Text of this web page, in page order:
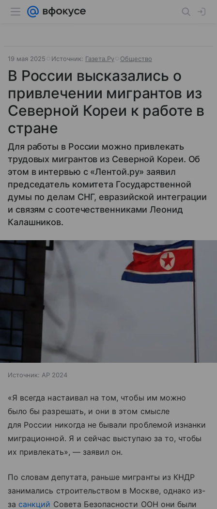
19 мая 2025 Источник: Газета.Ру Общество
В России высказались о
привлечении мигрантов из
Северной Кореи к работе в
стране
Для работы в России можно привлекать
трудовых мигрантов из Северной Кореи. Об
этом в интервью с «Лентой.ру» заявил
председатель комитета Государственной
думы по делам СНГ, евразийской интеграции
и связям с соотечественниками Леонид
Калашников.
Источник: AP 2024
«Я всегда настаивал на том, чтобы им можно
было бы разрешать, и они в этом смысле
для России никогда не бывали проблемой изнанки
миграционной. Я и сейчас выступаю за то, чтобы
их привлекать», — заявил он.
По словам депутата, раньше мигранты из КНДР
занимались строительством в Москве, однако из-
за санкций Совета Безопасности ООН они были